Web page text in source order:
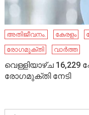
അതിജീവനം. കേരളം
രോഗമുക്തി
വാർത്ത
വെള്ളിയാഴ്ച 16,229
രോഗമുക്തി നേടി